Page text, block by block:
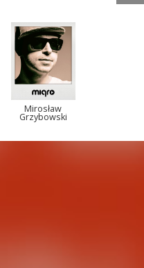
Mirosław
Grzybowski